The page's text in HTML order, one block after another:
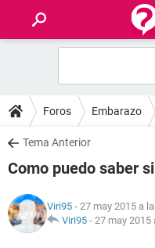
FOROS
SALUD
NUTRICIÓN
Foros Embarazo
Tema Anterior
Como puedo saber
Viri95 - 27 may 2015 a
Viri95 - 27 may 2015